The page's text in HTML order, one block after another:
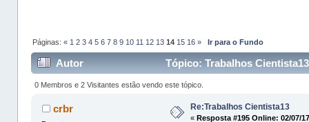
Páginas: « 1 2 3 4 5 6 7 8 9 10 11 12 13 14 15 16 » Ir para o Fundo
Autor Tópico: Trabalhos
0 Membros e 2 Visitantes estão vendo este tópico.
crbr Re:Trabalhos Cientista13
«Resposta #195 Online: 02/07/